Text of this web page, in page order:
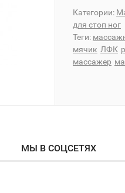
Категории:
для стоп ног
Теги:
мячик ЛФК
массажер
МЫ В СОЦСЕТЯХ